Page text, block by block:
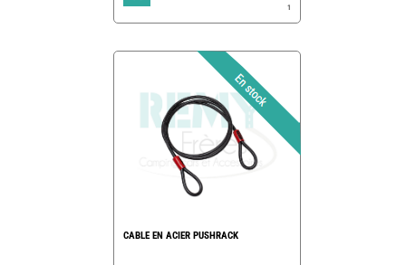
1
CABLE EN ACIER PUSHRACK